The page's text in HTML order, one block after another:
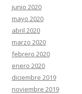
junio 2020
mayo 2020
abril 2020
marzo 2020
febrero 2020
enero 2020
diciembre 2019
noviembre 2019